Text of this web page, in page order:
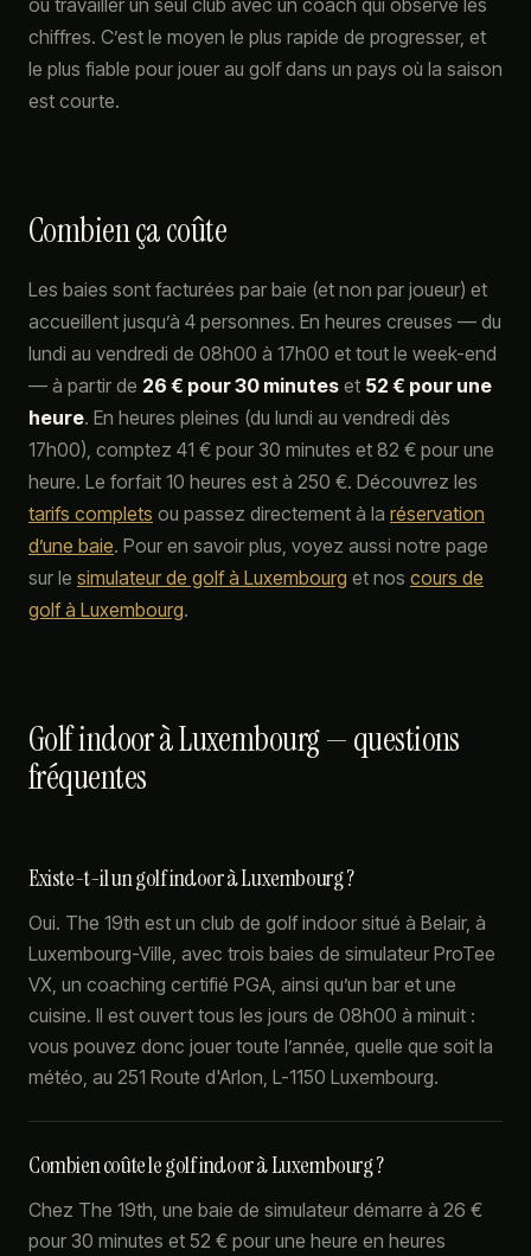
ou travailler un seul club avec un coach qui observe les
chiffres. C’est le moyen le plus rapide de progresser, et
le plus fiable pour jouer au golf dans un pays où la saison
est courte.
Combien ça coûte
Les baies sont facturées par baie (et non par joueur) et
accueillent jusqu’à 4 personnes. En heures creuses — du
lundi au vendredi de 08h00 à 17h00 et tout le week-end
— à partir de 26 € pour 30 minutes et 52 € pour une
heure. En heures pleines (du lundi au vendredi dès
17h00), comptez 41 € pour 30 minutes et 82 € pour une
heure. Le forfait 10 heures est à 250 €. Découvrez les
tarifs complets ou passez directement à la réservation
d’une baie. Pour en savoir plus, voyez aussi notre page
sur le simulateur de golf à Luxembourg et nos cours de
golf à Luxembourg.
Golf indoor à Luxembourg — questions
fréquentes
Existe-t-il un golf indoor à Luxembourg ?
Oui. The 19th est un club de golf indoor situé à Belair, à
Luxembourg-Ville, avec trois baies de simulateur ProTee
VX, un coaching certifié PGA, ainsi qu’un bar et une
cuisine. Il est ouvert tous les jours de 08h00 à minuit :
vous pouvez donc jouer toute l’année, quelle que soit la
météo, au 251 Route d'Arlon, L-1150 Luxembourg.
Combien coûte le golf indoor à Luxembourg ?
Chez The 19th, une baie de simulateur démarre à 26 €
pour 30 minutes et 52 € pour une heure en heures